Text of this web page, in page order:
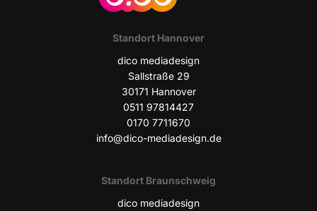
Stand­ort Hannover
dico media­de­sign
Sall­stra­ße 29
30171 Han­no­ver
0511 97814427
0170 7711670
info@dico-mediadesign.de
Stand­ort Braunschweig
dico media­de­sign